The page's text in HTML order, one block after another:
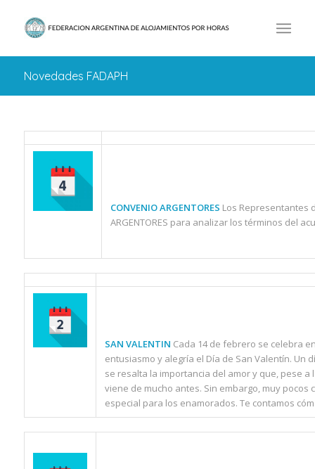
Novedades FADAPH
CONVENIO ARGENTORES Los Representantes
ARGENTORES para analizar los términos del
SAN VALENTIN Cada 14 de febrero se celebra
entusiasmo y alegría el Día de San Valentín. Un
se resalta la importancia del amor y que, pese a
viene de mucho antes. Sin embargo, muy
especial para los enamorados. Te contamos